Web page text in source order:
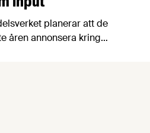
planerar att de
åren annonsera kring